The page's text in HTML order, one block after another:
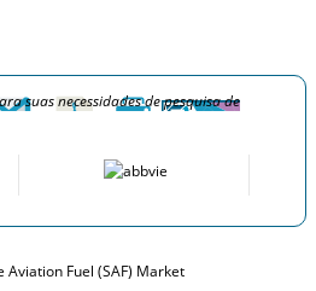
suas necessidades de pesquisa de